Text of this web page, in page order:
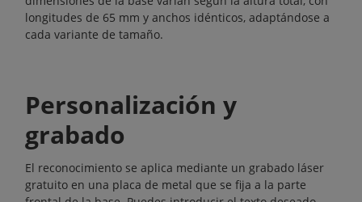
longitudes de 65 mm y anchos idénticos, adaptándose a
cada variante de tamaño.
Personalización y
grabado
El reconocimiento se aplica mediante un grabado láser
gratuito en una placa de metal que se fija a la parte